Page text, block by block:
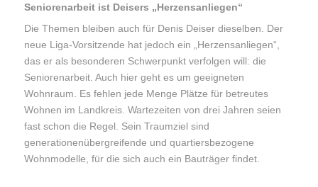
Seniorenarbeit ist Deisers „Herzensanliegen“
Die Themen bleiben auch für Denis Deiser dieselben. Der
neue Liga-Vorsitzende hat jedoch ein „Herzensanliegen“,
das er als besonderen Schwerpunkt verfolgen will: die
Seniorenarbeit. Auch hier geht es um geeigneten
Wohnraum. Es fehlen jede Menge Plätze für betreutes
Wohnen im Landkreis. Wartezeiten von drei Jahren seien
fast schon die Regel. Sein Traumziel sind
generationenübergreifende und quartiersbezogene
Wohnmodelle, für die sich auch ein Bauträger findet.